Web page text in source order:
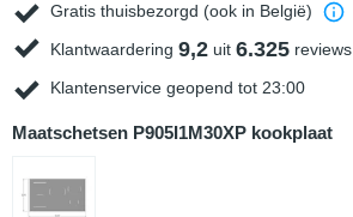
Gratis thuisbezorgd (ook in België)
Klantwaardering 9,2 uit 6.325 reviews
Klantenservice geopend tot 23:00
Maatschetsen P905I1M30XP kookplaat